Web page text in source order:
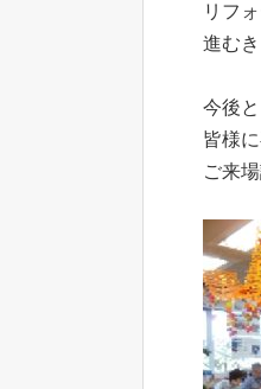
リフ
進む
今後
皆様
ご来